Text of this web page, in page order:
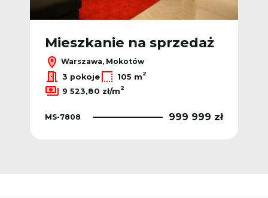
Mieszkanie na sprzedaż
Warszawa, Mokotów
3 pokoje
105 m2
9 523,80 zł/m2
MS-7808 999 999 zł